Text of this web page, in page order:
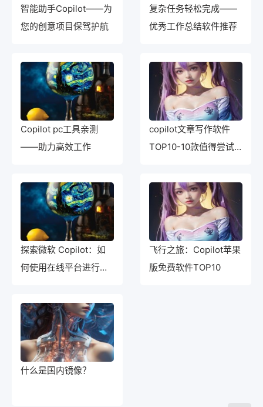
智能助手Copilot——为
您的创意项目保驾护航
复杂任务轻松完成——
优秀工作总结软件推荐
Copilot pc工具亲测
——助力高效工作
copilot文章写作软件
TOP10-10款值得尝试
探索微软 Copilot：如
何使用在线平台进行内
飞行之旅：Copilot苹果
版免费软件TOP10
什么是国内镜像？